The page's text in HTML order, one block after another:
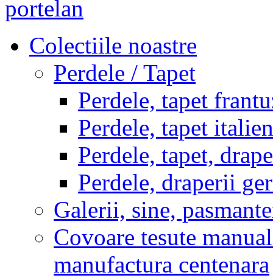
Colectiile noastre
Perdele / Tapet
Perdele, tapet
Perdele, tapet
Perdele, tapet,
Perdele, draperii
Galerii, sine,
Covoare tesute
manufactura centenara